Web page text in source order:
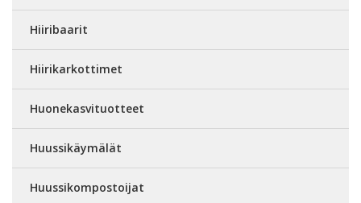
Hiiribaarit
Hiirikarkottimet
Huonekasvituotteet
Huussikäymälät
Huussikompostoijat